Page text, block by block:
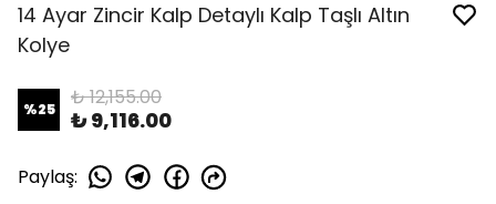
14 Ayar Zincir Kalp Detaylı Kalp Taşlı Altın
Kolye
%25 ₺ 12,155.00
₺ 9,116.00
Paylaş: